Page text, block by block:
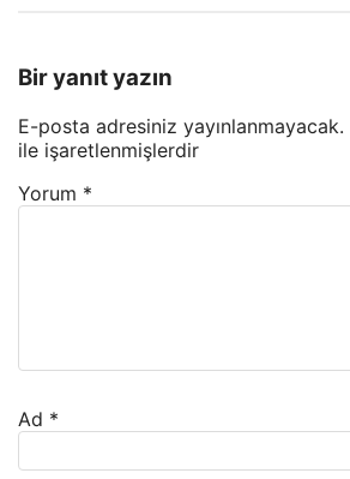
Bir yanıt yazın
E-posta adresiniz yayınlanmayacak.
ile işaretlenmişlerdir
Yorum *
Ad *